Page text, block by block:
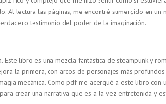
Al lectura las páginas, me encontré sumergido en un
testimonio del poder de la imaginación.
libro es una mezcla fantástica de steampunk y
la primera, con arcos de personajes más
mecánica. Como pdf me acerqué a este libro con
crear una narrativa que es a la vez entretenida y